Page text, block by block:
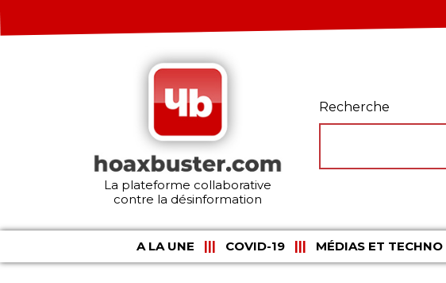
La plateforme collaborative
contre la désinformation
Recherche
A LA UNE COVID-19 MÉDIAS ET TECHNO